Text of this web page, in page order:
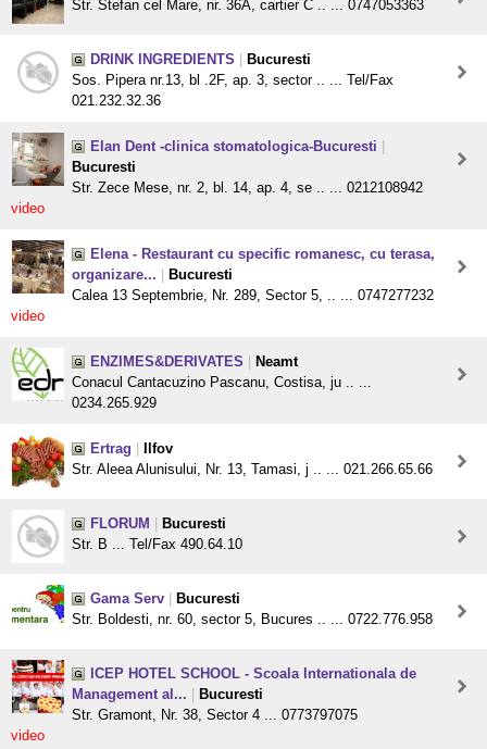
Str. Stefan cel Mare, nr. 36A, cartier C .. ... 0747053363
DRINK INGREDIENTS
Bucuresti
Sos. Pipera nr.13, bl .2F, ap. 3, sector .. ... Tel/Fax
021.232.32.36
Elan Dent -clinica stomatologica-Bucuresti
Bucuresti
Str. Zece Mese, nr. 2, bl. 14, ap. 4, se .. ... 0212108942
video
Elena - Restaurant cu specific romanesc, cu terasa,
organizare...
Bucuresti
Calea 13 Septembrie, Nr. 289, Sector 5, .. ... 0747277232
video
ENZIMES&DERIVATES
Neamt
Conacul Cantacuzino Pascanu, Costisa, ju .. ...
0234.265.929
Ertrag
Ilfov
Str. Aleea Alunisului, Nr. 13, Tamasi, j .. ... 021.266.65.66
FLORUM
Bucuresti
Str. B ... Tel/Fax 490.64.10
Gama Serv
Bucuresti
Str. Boldesti, nr. 60, sector 5, Bucures .. ... 0722.776.958
ICEP HOTEL SCHOOL - Scoala Internationala de
Management al...
Bucuresti
Str. Gramont, Nr. 38, Sector 4 ... 0773797075
video